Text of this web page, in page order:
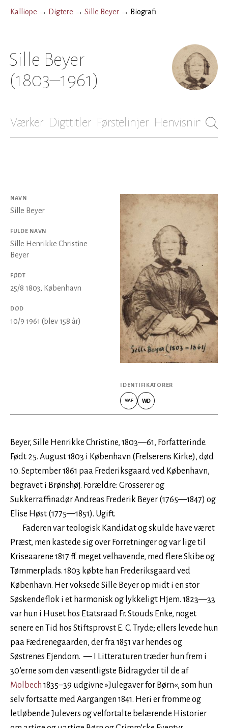
Kalliope → Digtere → Sille Beyer → Biografi
Sille Beyer
(1803–1961)
Værker Digttitler Førstelinjer Henvisninger
Beyer, Sille Henrikke Christine, 1803—61, Forfatterinde.
Født 25. August 1803 i København (Frelserens Kirke), død
10. September 1861 paa Frederiksgaard ved København,
begravet i Brønshøj. Forældre: Grosserer og
Sukkerraffinadør Andreas Frederik Beyer (1765—1847) og
Elise Høst (1775—1851). Ugift.
Faderen var teologisk Kandidat og skulde have været
Præst, men kastede sig over Forretninger og var lige til
Kriseaarene 1817 ff. meget velhavende, med flere Skibe og
Tømmerplads. 1803 købte han Frederiksgaard ved
København. Her voksede Sille Beyer op midt i en stor
Søskendeflok i et harmonisk og lykkeligt Hjem. 1823—33
var hun i Huset hos Etatsraad Fr. Stouds Enke, noget
senere en Tid hos Stiftsprovst E. C. Tryde; ellers levede hun
paa Fædrenegaarden, der fra 1851 var hendes og
Søstrenes Ejendom. — I Litteraturen træder hun frem i
30’erne som den væsentligste Bidragyder til de af
Molbech 1835–39 udgivne »Julegaver for Børn«, som hun
selv fortsatte med Aargangen 1841. Heri er fromme og
letløbende Julevers og velfortalte belærende Historier
NAVN
Sille Beyer
FULDE NAVN
Sille Henrikke Christine
Beyer
FØDT
25/8 1803, København
DØD
10/9 1961 (blev 158 år)
IDENTIFIKATORER
VIAF
VIAF
WD
Wikidata